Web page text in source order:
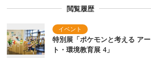
閲覧履歴
特別展「ポケモンと考える アー
ト・環境教育展 4」